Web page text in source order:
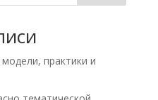
практики и